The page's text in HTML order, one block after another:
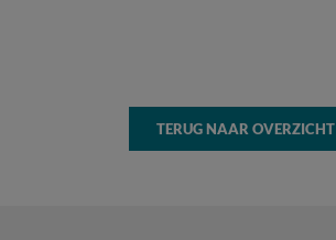
TERUG NAAR OVERZICHT